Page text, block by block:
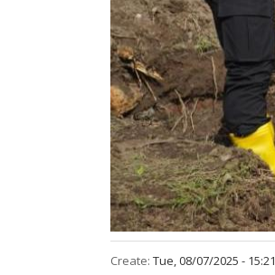
Create: Tue, 08/07/2025 - 15:21